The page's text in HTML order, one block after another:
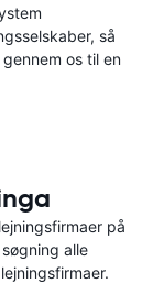
så
os til en
på
alle